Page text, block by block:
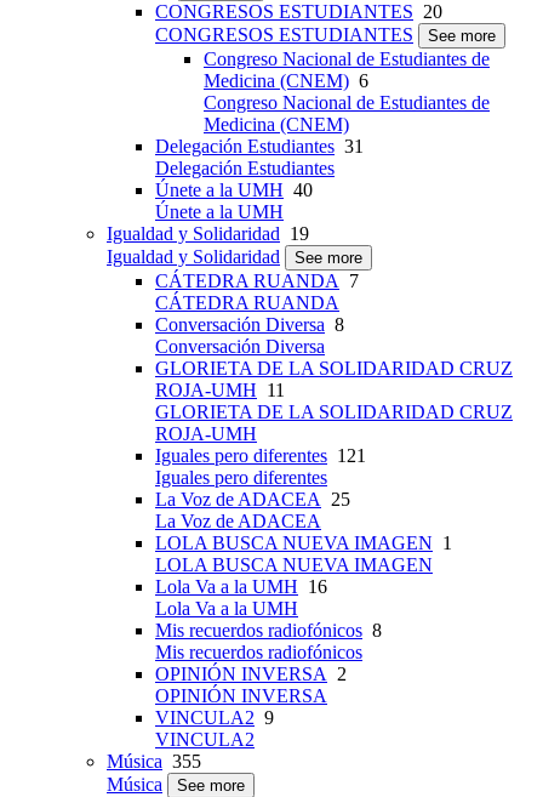
CONGRESOS ESTUDIANTES 20
CONGRESOS ESTUDIANTES
See more
Congreso Nacional de Estudiantes de
Medicina (CNEM) 6
Congreso Nacional de Estudiantes de
Medicina (CNEM)
Delegación Estudiantes 31
Delegación Estudiantes
Únete a la UMH 40
Únete a la UMH
Igualdad y Solidaridad 19
Igualdad y Solidaridad
See more
CÁTEDRA RUANDA
7
CÁTEDRA RUANDA
Conversación Diversa 8
Conversación Diversa
GLORIETA DE LA SOLIDARIDAD CRUZ
ROJA-UMH 11
GLORIETA DE LA SOLIDARIDAD CRUZ
ROJA-UMH
Iguales pero diferentes 121
Iguales pero diferentes
La Voz de ADACEA
25
La Voz de ADACEA
LOLA BUSCA NUEVA IMAGEN 1
LOLA BUSCA NUEVA IMAGEN
Lola Va a la UMH 16
Lola Va a la UMH
Mis recuerdos radiofónicos 8
Mis recuerdos radiofónicos
OPINIÓN INVERSA
2
OPINIÓN INVERSA
VINCULA2 9
VINCULA2
Música 355
Música
See more